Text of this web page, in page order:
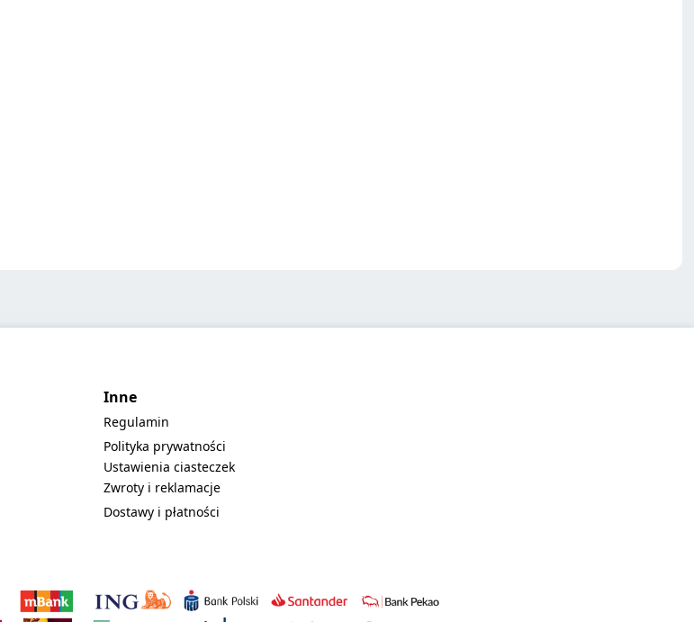
Inne
Regulamin
Polityka prywatności
Ustawienia ciasteczek
Zwroty i reklamacje
Dostawy i płatności